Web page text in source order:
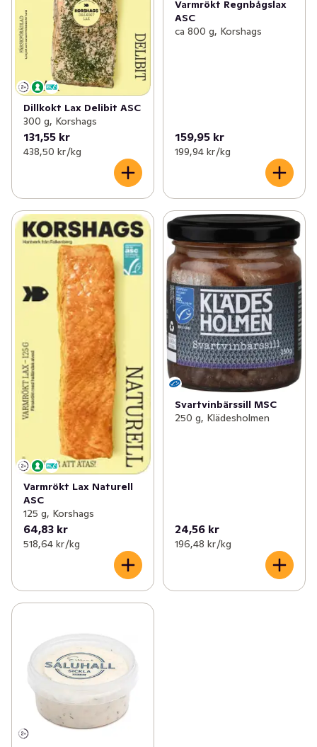
Dillkokt Lax Delibit ASC
300 g, Korshags
131,55 kr
438,50 kr /kg
Varmrökt Regnbågslax
ASC
ca 800 g, Korshags
159,95 kr
199,94 kr /kg
Varmrökt Lax Naturell
ASC
125 g, Korshags
64,83 kr
518,64 kr /kg
Svartvinbärssill MSC
250 g, Klädesholmen
24,56 kr
196,48 kr /kg